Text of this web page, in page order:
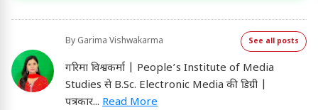
By Garima Vishwakarma See all posts
गरिमा विश्वकर्मा | People’s Institute of Media
Studies से B.Sc. Electronic Media की डिग्री |
पत्रकार... Read More